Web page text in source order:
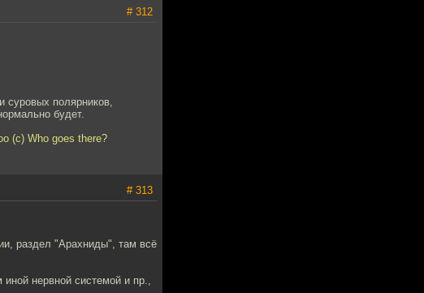
# 312
суровых полярников,
будет.
(c) Who goes there?
# 313
раздел "Арахниды", там всё
нервной системой и пр.,